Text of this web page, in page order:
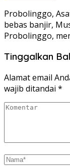
Probolinggo,
bebas banjir,
Probolinggo,
Tinggalkan
Alamat email
wajib ditandai *